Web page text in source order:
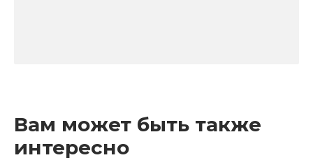
Вам может быть также
интересно